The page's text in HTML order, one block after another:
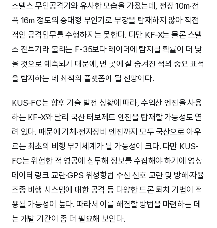
스텔스 무인공격기와 유사한 모습을 가졌는데, 전장 10m·전
폭 16m 정도의 중대형 무인기로 무장을 탑재하지 않아 직접
적인 공격임무를 수행하지는 못한다. 다만 KF-X는 물론 스텔
스 전투기라 불리는 F-35보다 레이더에 탐지될 확률이 더 낮
을 것으로 예측되기 때문에, 먼 곳에 잘 숨겨진 적의 중요 표적
을 탐지하는 데 최적의 플랫폼이 될 전망이다.
KUS-FC는 향후 기술 발전 상황에 따라, 수입산 엔진을 사용
하는 KF-X와 달리 국산 터보제트 엔진을 탑재할 가능성도 열
려 있다. 때문에 기체·전자장비·엔진까지 모두 국산으로 아우
르는 최초의 비행 무기체계가 될 가능성이 크다. 다만 KUS-
FC는 위험한 적 영공에 침투해 정보를 수집해야 하기에 영상
데이터 링크 교란·GPS 위성항법 수신 신호 교란 및 방해·자율
조종 비행 시스템에 대한 공격 등 다양한 드론 퇴치 기법이 적
용될 가능성이 높다. 따라서 이를 해결할 방법을 마련하는 데
는 개발 기간이 좀 더 필요해 보인다.